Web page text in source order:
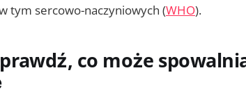
tym sercowo-naczyniowych (WHO).
co może